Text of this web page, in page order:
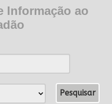
Informação ao